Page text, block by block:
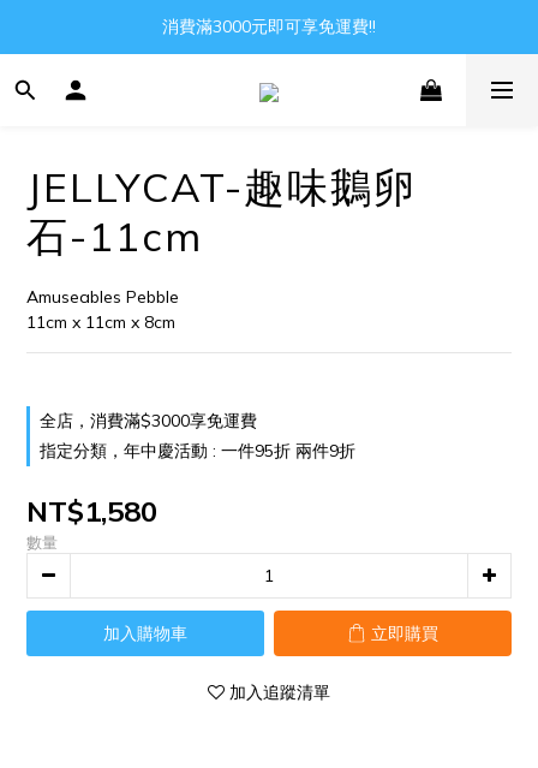
Gather all the joys in the world
消費滿3000元即可享免運費!!
Gather all the joys in the world
JELLYCAT-趣味鵝卵
石-11cm
Amuseables Pebble
11cm x 11cm x 8cm
全店，消費滿$3000享免運費
指定分類，年中慶活動 : 一件95折 兩件9折
NT$1,580
數量
加入購物車 立即購買
加入追蹤清單